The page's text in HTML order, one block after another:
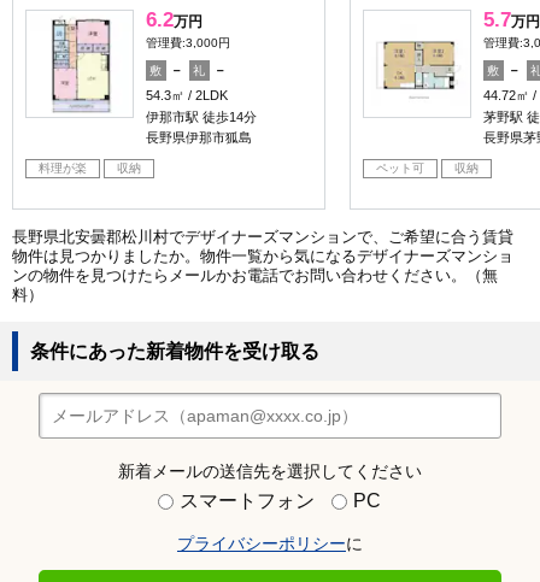
6.2万円
管理費:3,000円
敷 － 礼
－
54.3㎡
2LDK
伊那市駅 徒歩14分
長野県伊那市狐島
料理が楽 収納
5.7万円
管理費
敷 －
44.72㎡
茅野駅
長野県茅
ペット可 収納
長野県北安曇郡松川村でデザイナーズマンションで、ご希望に合う賃貸
物件は見つかりましたか。物件一覧から気になるデザイナーズマンショ
ンの物件を見つけたらメールかお電話でお問い合わせください。（無
料）
条件にあった新着物件を受け取る
新着メールの送信先を選択してください
スマートフォン PC
プライバシーポリシーに